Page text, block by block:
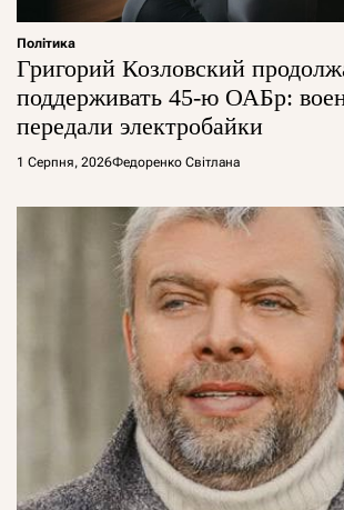
Політика
Григорий Козловский
поддерживать 45-ю ОАБр:
передали электробайки
1 Серпня, 2026Федоренко Світлана